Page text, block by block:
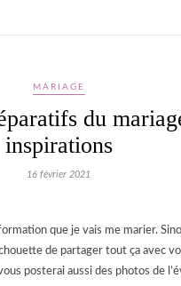
MARIAGE
du
inspirations
16 février 2021
que je vais me marier.
de partager tout ça avec
posterai aussi des photos de